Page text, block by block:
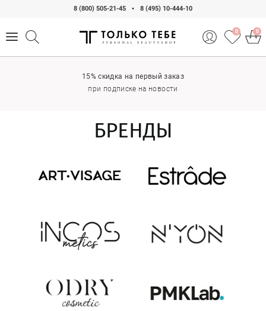
8 (800) 505-21-45 • 8 (495) 10-444-10
0 0
15% скидка на первый заказ
при подписке на новости
БРЕНДЫ